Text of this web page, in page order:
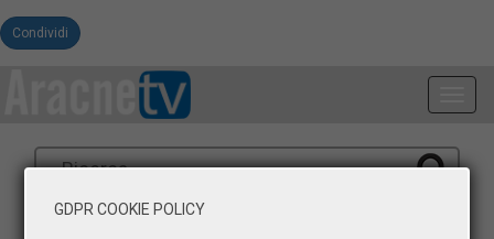
Condividi
GDPR COOKIE POLICY